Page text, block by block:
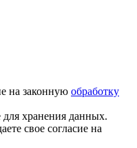
на законную обработку
хранения данных.
свое согласие на